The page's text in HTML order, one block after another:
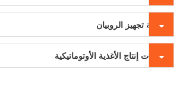
آلة تجهيز الروبيان
آلات إنتاج الأغذية الأوتوماتيكية